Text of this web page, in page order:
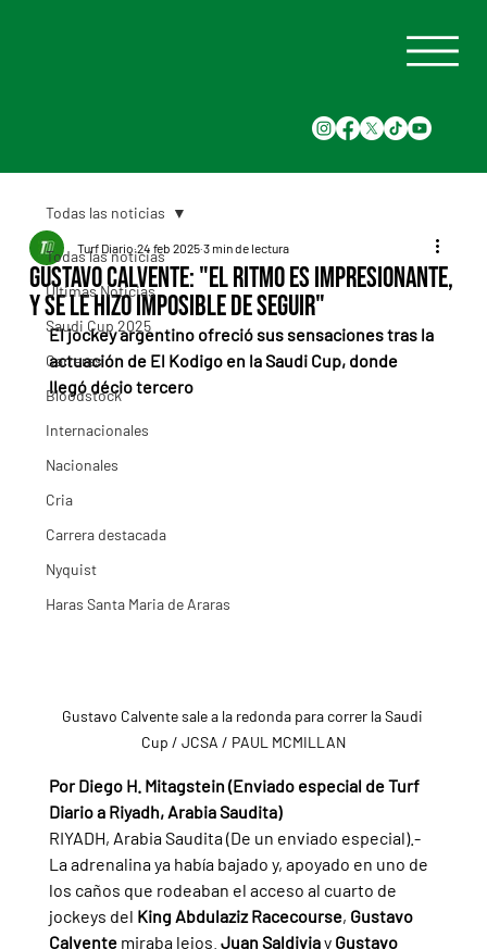
Todas las noticias
Últimas Noticias
Saudi Cup 2025
Carreras
Bloodstock
Internacionales
Nacionales
Cria
Carrera destacada
Nyquist
Haras Santa Maria de Araras
Todas las noticias
Gustavo Calvente: "El ritmo es impresionante,
y se le hizo imposible de seguir"
Turf Diario 24 feb 2025 3 min de lectura
El jockey argentino ofreció sus sensaciones tras la
actuación de El Kodigo en la Saudi Cup, donde
llegó décio tercero
Gustavo Calvente sale a la redonda para correr la Saudi
Cup / JCSA / PAUL MCMILLAN
Por Diego H. Mitagstein (Enviado especial de Turf
Diario a Riyadh, Arabia Saudita)
RIYADH, Arabia Saudita (De un enviado especial).-
La adrenalina ya había bajado y, apoyado en uno de
los caños que rodeaban el acceso al cuarto de
jockeys del King Abdulaziz Racecourse, Gustavo
Calvente miraba lejos. Juan Saldivia y Gustavo